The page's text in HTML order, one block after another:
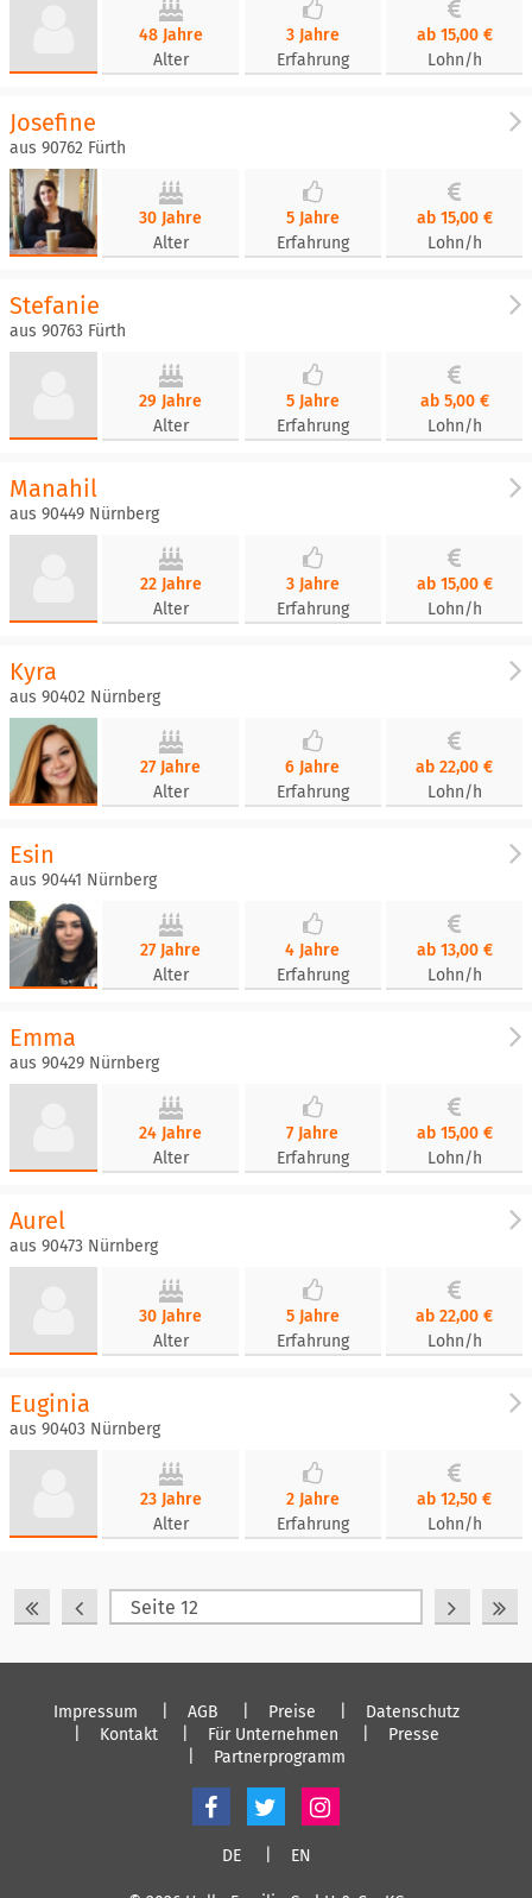
48 Jahre
Alter
3 Jahre
Erfahrung
ab 15,00 €
Lohn/h
Josefine
aus 90762 Fürth
30 Jahre
Alter
5 Jahre
Erfahrung
ab 15,00 €
Lohn/h
Stefanie
aus 90763 Fürth
29 Jahre
Alter
5 Jahre
Erfahrung
ab 5,00 €
Lohn/h
Manahil
aus 90449 Nürnberg
22 Jahre
Alter
3 Jahre
Erfahrung
ab 15,00 €
Lohn/h
Kyra
aus 90402 Nürnberg
27 Jahre
Alter
6 Jahre
Erfahrung
ab 22,00 €
Lohn/h
Esin
aus 90441 Nürnberg
27 Jahre
Alter
4 Jahre
Erfahrung
ab 13,00 €
Lohn/h
Emma
aus 90429 Nürnberg
24 Jahre
Alter
7 Jahre
Erfahrung
ab 15,00 €
Lohn/h
Aurel
aus 90473 Nürnberg
30 Jahre
Alter
5 Jahre
Erfahrung
ab 22,00 €
Lohn/h
Euginia
aus 90403 Nürnberg
23 Jahre
Alter
2 Jahre
Erfahrung
ab 12,50 €
Lohn/h
Impressum AGB Preise
Datenschutz
Kontakt
Für Unternehmen
Presse
Partnerprogramm
DE EN